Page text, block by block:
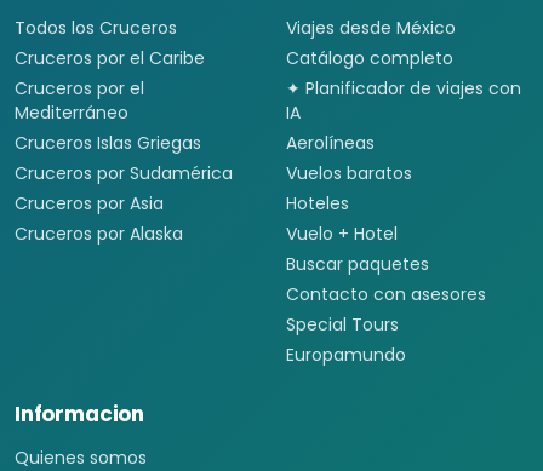
Todos los Cruceros
Cruceros por el Caribe
Cruceros por el
Mediterráneo
Cruceros Islas Griegas
Cruceros por Sudamérica
Cruceros por Asia
Cruceros por Alaska
Viajes desde México
Catálogo completo
✦ Planificador de viajes con
IA
Aerolíneas
Vuelos baratos
Hoteles
Vuelo + Hotel
Buscar paquetes
Contacto con asesores
Special Tours
Europamundo
Informacion
Quienes somos